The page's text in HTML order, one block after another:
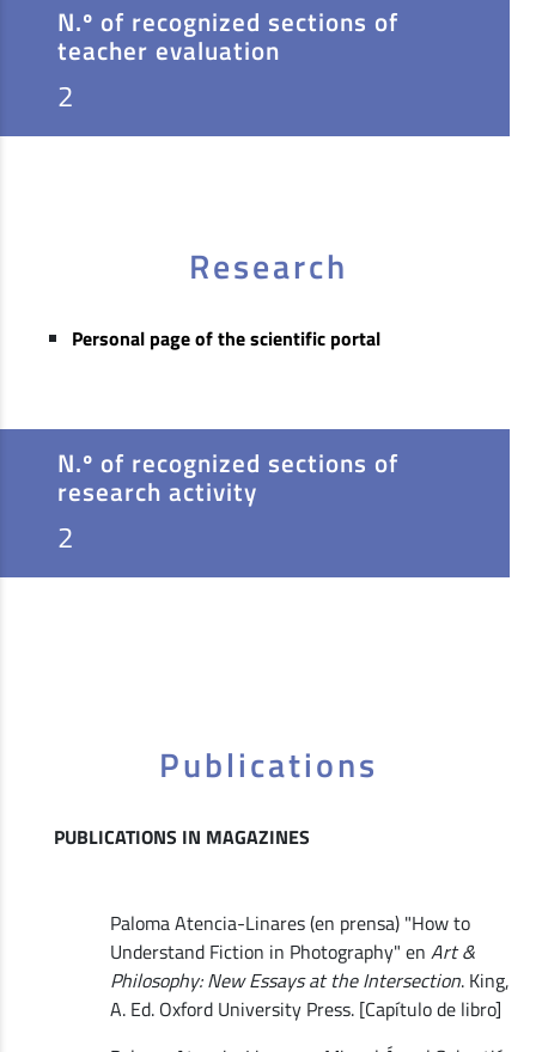
N.º of recognized sections of
teacher evaluation
2
Research
Personal page of the scientific portal
N.º of recognized sections of
research activity
2
Publications
PUBLICATIONS IN MAGAZINES
Paloma Atencia-Linares (en prensa) "How to
Understand Fiction in Photography" en Art &
Philosophy: New Essays at the Intersection. King,
A. Ed. Oxford University Press. [Capítulo de libro]